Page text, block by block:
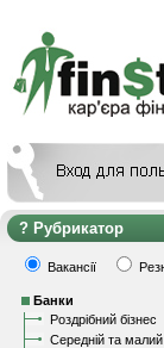
Рубрикатор
Вакансії
Банки
Роздрібний бізнес
Середній та малий